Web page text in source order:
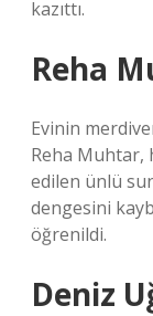
kazıttı.
Reha
Evinin
Reha Muhtar,
edilen ünlü
dengesini
öğrenildi.
Deniz